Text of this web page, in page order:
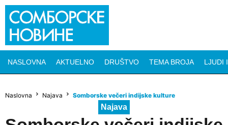
NASLOVNA AKTUELNO DRUŠTVO TEMA BROJA LJUDI
Naslovna Najava Somborske večeri indijske kulture
Najava